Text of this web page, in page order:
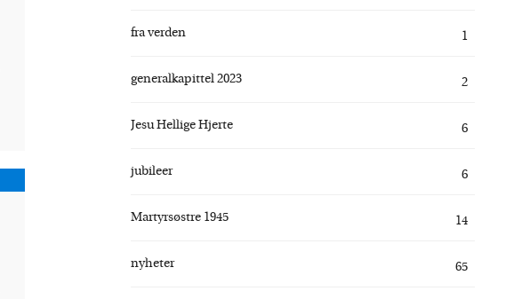
fra verden 1
generalkapittel 2023 2
Jesu Hellige Hjerte 6
jubileer 6
Martyrsøstre 1945 14
nyheter 65